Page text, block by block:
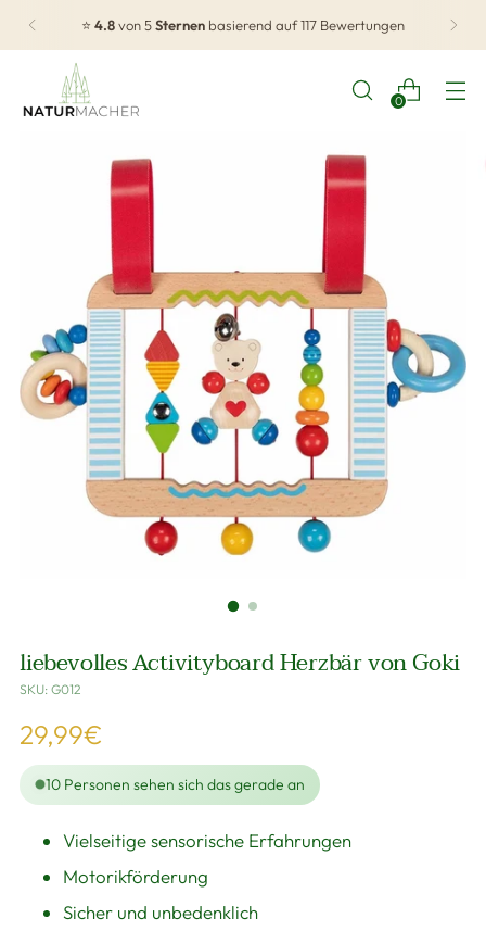
⭐ 4.8von 5Sternen basierend auf 117 Bewertungen
0
liebevolles Activityboard Herzbär von Goki
SKU: G012
Regulärer
Preis
29,99€
10 Personen sehen sich das gerade an
Vielseitige sensorische Erfahrungen
Motorikförderung
Sicher und unbedenklich